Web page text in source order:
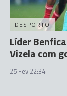
DESPORTO
Líder
Vizela com
25 Fev 22:34